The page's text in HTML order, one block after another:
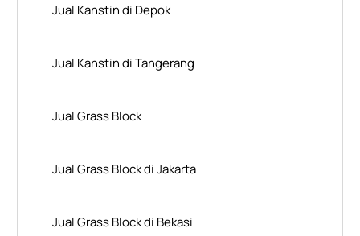
Jual Kanstin di Depok
Jual Kanstin di Tangerang
Jual Grass Block
Jual Grass Block di Jakarta
Jual Grass Block di Bekasi